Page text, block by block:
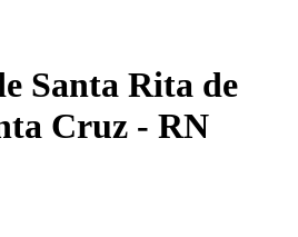
Santa Rita de
Cruz - RN